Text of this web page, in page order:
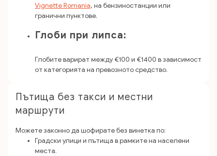
Vignette Romania, на бензиностанции или
гранични пунктове.
Глоби при липса:
Глобите варират между €100 и €1400 в зависимост
от категорията на превозното средство.
Пътища без такси и местни
маршрути
Можете законно да шофирате без винетка по:
Градски улици и пътища в рамките на населени
места.